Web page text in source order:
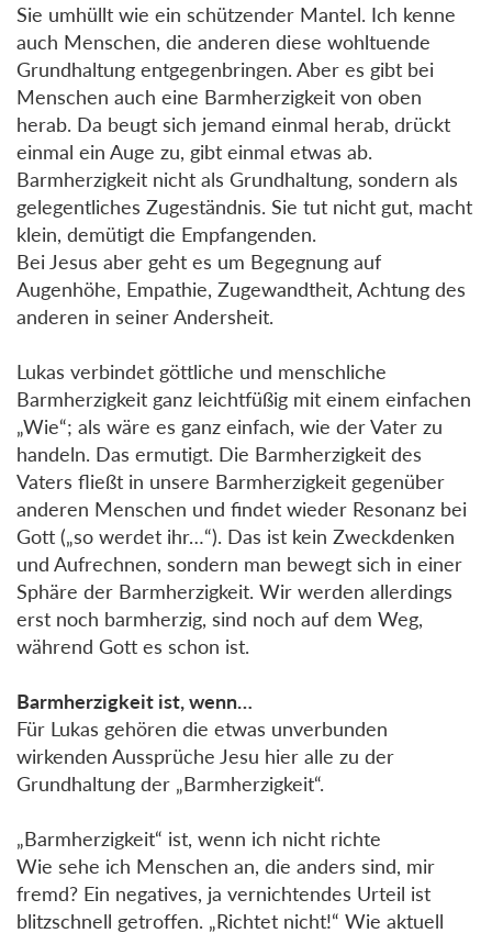
Sie umhüllt wie ein schützender Mantel. Ich kenne
auch Menschen, die anderen diese wohltuende
Grundhaltung entgegenbringen. Aber es gibt bei
Menschen auch eine Barmherzigkeit von oben
herab. Da beugt sich jemand einmal herab, drückt
einmal ein Auge zu, gibt einmal etwas ab.
Barmherzigkeit nicht als Grundhaltung, sondern als
gelegentliches Zugeständnis. Sie tut nicht gut, macht
klein, demütigt die Empfangenden.
Bei Jesus aber geht es um Begegnung auf
Augenhöhe, Empathie, Zugewandtheit, Achtung des
anderen in seiner Andersheit.
Lukas verbindet göttliche und menschliche
Barmherzigkeit ganz leichtfüßig mit einem einfachen
„Wie“; als wäre es ganz einfach, wie der Vater zu
handeln. Das ermutigt. Die Barmherzigkeit des
Vaters fließt in unsere Barmherzigkeit gegenüber
anderen Menschen und findet wieder Resonanz bei
Gott („so werdet ihr…“). Das ist kein Zweckdenken
und Aufrechnen, sondern man bewegt sich in einer
Sphäre der Barmherzigkeit. Wir werden allerdings
erst noch barmherzig, sind noch auf dem Weg,
während Gott es schon ist.
Barmherzigkeit ist, wenn…
Für Lukas gehören die etwas unverbunden
wirkenden Aussprüche Jesu hier alle zu der
Grundhaltung der „Barmherzigkeit“.
„Barmherzigkeit“ ist, wenn ich nicht richte
Wie sehe ich Menschen an, die anders sind, mir
fremd? Ein negatives, ja vernichtendes Urteil ist
blitzschnell getroffen. „Richtet nicht!“ Wie aktuell